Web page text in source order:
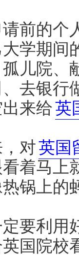
前的个
学期间
儿院、
去银行
来给英
对英国
着马上
锅上的
要利用
国院校